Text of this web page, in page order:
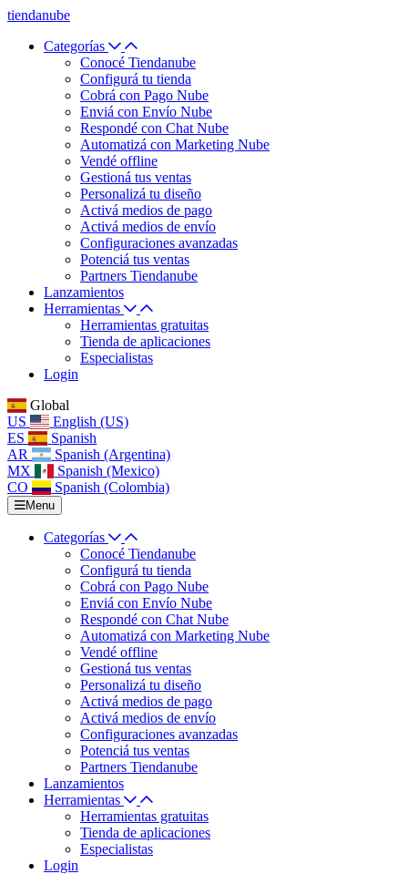
tiendanube
Categorías
Conocé Tiendanube
Configurá tu tienda
Cobrá con Pago Nube
Enviá con Envío Nube
Respondé con Chat Nube
Automatizá con Marketing Nube
Vendé offline
Gestioná tus ventas
Personalizá tu diseño
Activá medios de pago
Activá medios de envío
Configuraciones avanzadas
Potenciá tus ventas
Partners Tiendanube
Lanzamientos
Herramientas
Herramientas gratuitas
Tienda de aplicaciones
Especialistas
Login
Global
US
English (US)
ES
Spanish
AR
Spanish (Argentina)
MX
Spanish (Mexico)
CO
Spanish (Colombia)
Menu
Categorías
Conocé Tiendanube
Configurá tu tienda
Cobrá con Pago Nube
Enviá con Envío Nube
Respondé con Chat Nube
Automatizá con Marketing Nube
Vendé offline
Gestioná tus ventas
Personalizá tu diseño
Activá medios de pago
Activá medios de envío
Configuraciones avanzadas
Potenciá tus ventas
Partners Tiendanube
Lanzamientos
Herramientas
Herramientas gratuitas
Tienda de aplicaciones
Especialistas
Login